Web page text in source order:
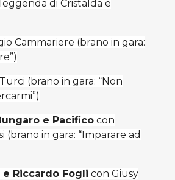
di Cristalda e
Cammariere (brano in gara:
(brano in gara: “Non
e Pacifico con
(brano in gara: “Imparare ad
Riccardo Fogli con Giusy